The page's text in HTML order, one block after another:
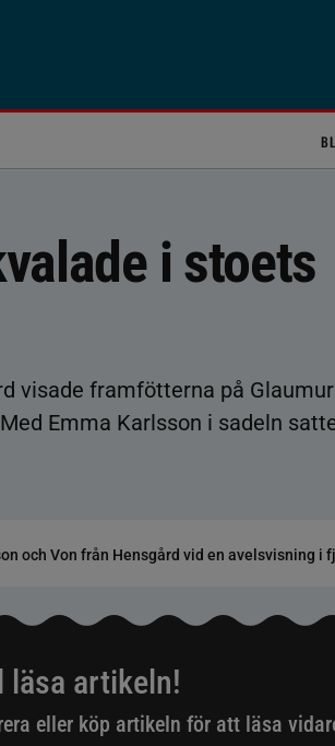
i stoets
visade framfötterna på Glaumur
Emma Karlsson i sadeln
och Von från Hensgård vid en avelsvisning i
läsa artikeln!
eller köp artikeln för att läsa